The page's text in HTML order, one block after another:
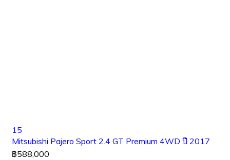
15
Mitsubishi Pajero Sport 2.4 GT Premium 4WD ปี 2017
฿588,000